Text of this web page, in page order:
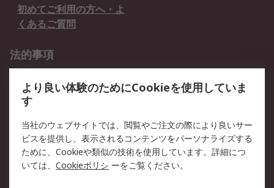
初めてご利用の方へ・よ
くあるご質問
法的事項
クッキーポリシー
RSについて
会社概要
採用情報
プレスリリース＆お知ら
コーポレートサイト
より良い体験のためにCookieを使用していま
す
当社のウェブサイトでは、閲覧やご注文の際により良いサー
ビスを提供し、表示されるコンテンツをパーソナライズする
ために、Cookieや類似の技術を使用しています。詳細につ
いては、 Cookieポリシ ーをご覧ください。